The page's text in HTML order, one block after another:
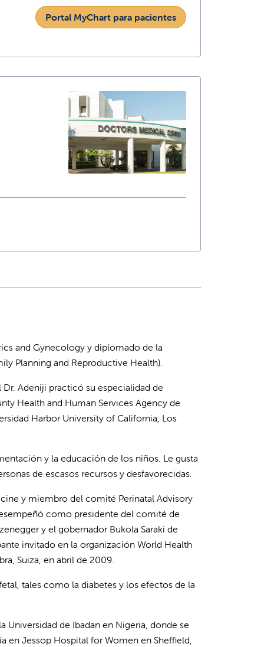
Portal MyChart para pacientes
and Gynecology y diplomado de la
Planning and Reproductive Health).
Adeniji practicó su especialidad de
Health and Human Services Agency de
Harbor University of California, Los
y la educación de los niños. Le gusta
de escasos recursos y desfavorecidas.
y miembro del comité Perinatal Advisory
como presidente del comité de
y el gobernador Bukola Saraki de
invitado en la organización World Health
Suiza, en abril de 2009.
tales como la diabetes y los efectos de la
de Ibadan en Nigeria, donde se
en Jessop Hospital for Women en Sheffield,